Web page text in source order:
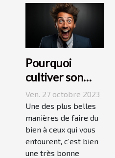
Pourquoi
cultiver son
esprit
humoristique ?
Ven. 27 octobre 2023
Une des plus belles
manières de faire du
bien à ceux qui vous
entourent, c’est bien
une très bonne